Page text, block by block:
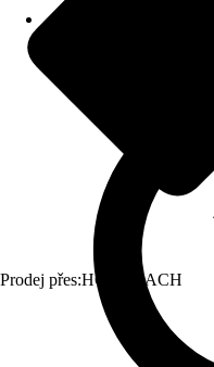
Prodej přes:HORNBACH